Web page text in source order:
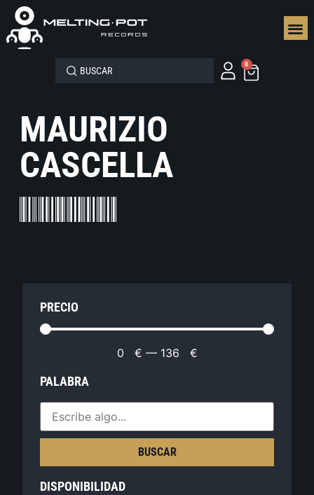
0
MAURIZIO
CASCELLA
PRECIO
0 € — 136 €
PALABRA
BUSCAR
DISPONIBILIDAD